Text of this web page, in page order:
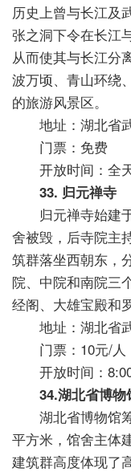
历史上曾与长江及
张之洞下令在长江
从而使其与长江分
波万顷、青山环绕
的旅游风景区。
地址：湖北省武
门票：免费
开放时间：全
33. 归元禅寺
归元禅寺始建于
舍被毁，后寺院主
筑群落坐西朝东，
院、中院和南院三
经阁、大雄宝殿和
地址：湖北省武
门票：10元/人
开放时间：
34.湖北省博物
湖北省博物馆筹
平方米，馆舍主体
建筑群高度体现了